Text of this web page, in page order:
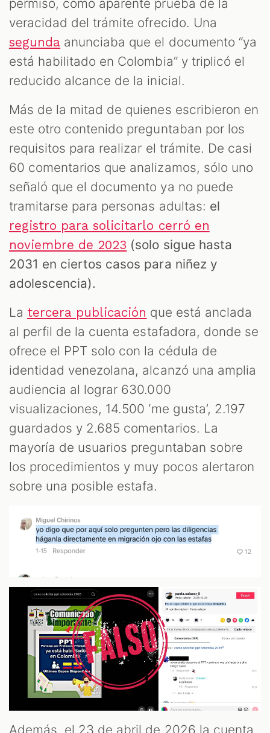
permiso, como aparente prueba de la
veracidad del trámite ofrecido. Una
segunda anunciaba que el documento “ya
está habilitado en Colombia” y triplicó el
reducido alcance de la inicial.
Más de la mitad de quienes escribieron en
este otro contenido preguntaban por los
requisitos para realizar el trámite. De casi
60 comentarios que analizamos, sólo uno
señaló que el documento ya no puede
tramitarse para personas adultas: el
registro para solicitarlo cerró en
noviembre de 2023 (solo sigue hasta
2031 en ciertos casos para niñez y
adolescencia).
La tercera publicación que está anclada
al perfil de la cuenta estafadora, donde se
ofrece el PPT solo con la cédula de
identidad venezolana, alcanzó una amplia
audiencia al lograr 630.000
visualizaciones, 14.500 ‘me gusta’, 2.197
guardados y 2.685 comentarios. La
mayoría de usuarios preguntaban sobre
los procedimientos y muy pocos alertaron
sobre una posible estafa.
Además, el 23 de abril de 2026 la cuenta